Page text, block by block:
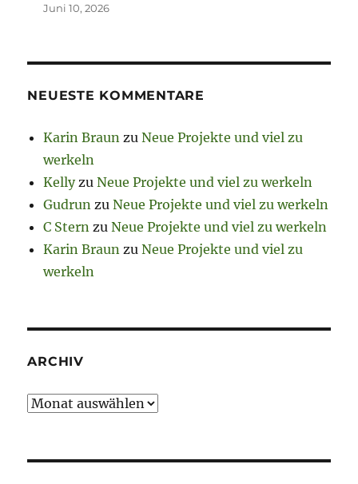
Juni 10, 2026
NEUESTE KOMMENTARE
Karin Braun zuNeue Projekte und viel zu
werkeln
KellyzuNeue Projekte und viel zu werkeln
Gudrun zuNeue Projekte und viel zu werkeln
C Stern zuNeue Projekte und viel zu werkeln
Karin Braun zuNeue Projekte und viel zu
werkeln
ARCHIV
Archiv